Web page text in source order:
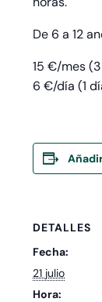
De 6 a 12
15 €/mes
6 €/día (1
DETALLES
Fecha:
21 julio
Hora: